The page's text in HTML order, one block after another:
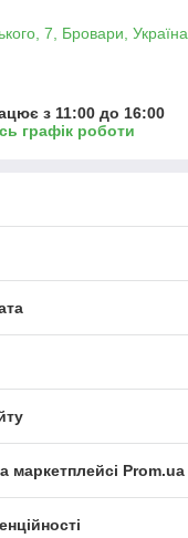
7, Бровари, Україна
з 11:00 до 16:00
графік роботи
маркетплейсі Prom.ua